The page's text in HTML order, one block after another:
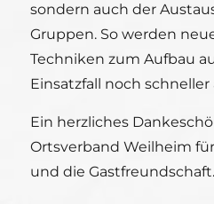
sondern auch der
Gruppen. So werden
Techniken zum Aufbau
Einsatzfall noch
Ein herzliches
Ortsverband Weilheim
und die Gastfreundschaft.